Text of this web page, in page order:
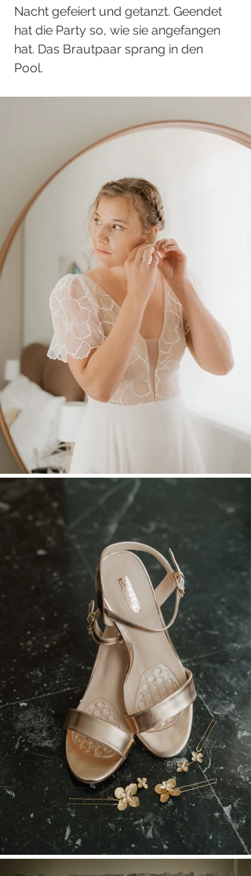
Nacht gefeiert und getanzt. Geendet
hat die Party so, wie sie angefangen
hat. Das Brautpaar sprang in den
Pool.